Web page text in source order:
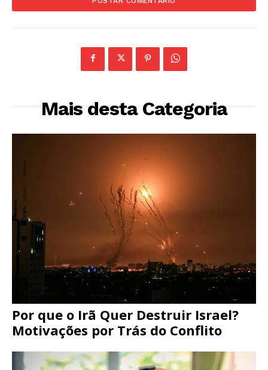
Mais desta Categoria
Por que o Irã Quer Destruir Israel?
Motivações por Trás do Conflito